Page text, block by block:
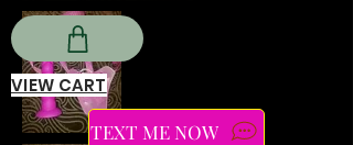
VIEW CART
TEXT ME NOW